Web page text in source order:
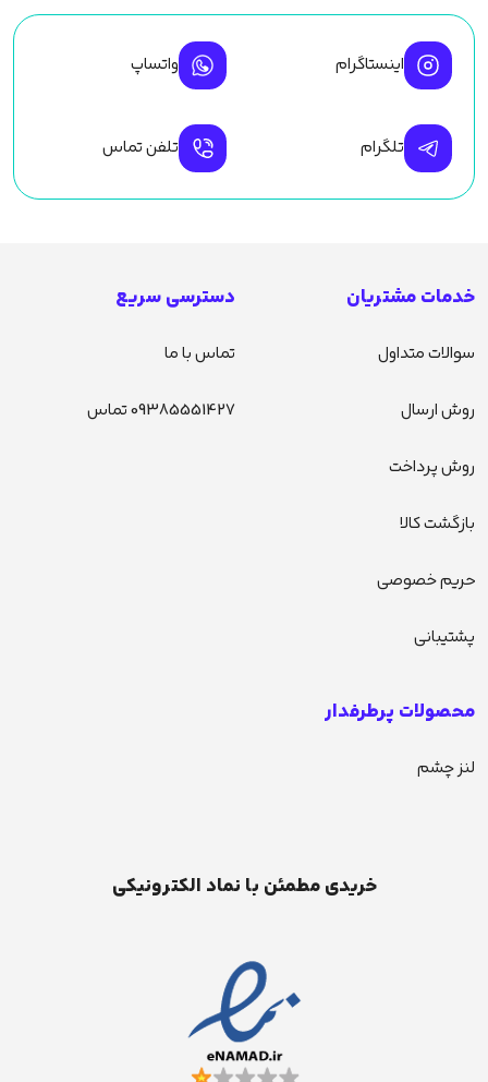
اینستاگرام واتساپ
تلگرام تلفن تماس
خدمات مشتریان
سوالات متداول
روش ارسال
روش پرداخت
بازگشت کالا
حریم خصوصی
پشتیبانی
دسترسی سریع
تماس با ما
09385551427 تماس
محصولات پرطرفدار
لنز چشم
خریدی مطمئن با نماد الکترونیکی